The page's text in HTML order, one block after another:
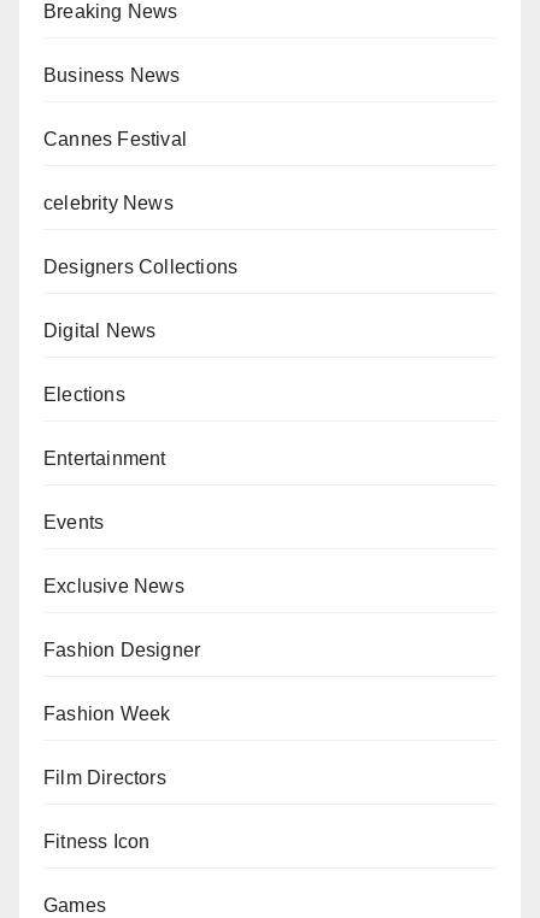
Breaking News
Business News
Cannes Festival
celebrity News
Designers Collections
Digital News
Elections
Entertainment
Events
Exclusive News
Fashion Designer
Fashion Week
Film Directors
Fitness Icon
Games